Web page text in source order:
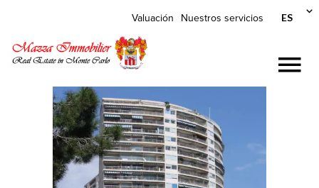
Valuación Nuestros servicios ES